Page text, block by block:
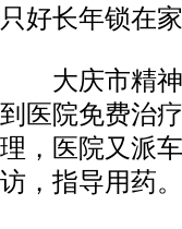
只好长年锁在家
大庆市精神
到医院免费治
理，医院又派
访，指导用药。